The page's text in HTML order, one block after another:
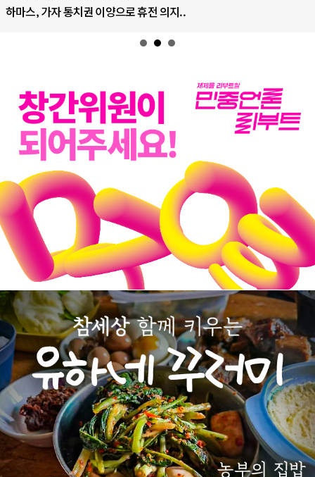
하마스, 가자 통치권 이양으로 휴전 의지..